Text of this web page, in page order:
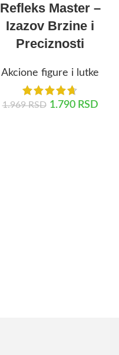
Refleks Master –
Izazov Brzine i
Preciznosti
Akcione figure i lutke
1.969RSD 1.790 RSD